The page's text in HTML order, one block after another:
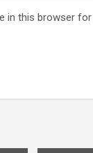
in this browser